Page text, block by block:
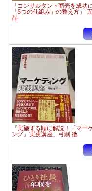
「コンサルタント商売を成功
「5つの仕組み」の整え方」
晶
「実施する順に解説！「マー
ング」実践講座」弓削 徹